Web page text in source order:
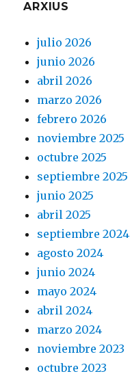
ARXIUS
julio 2026
junio 2026
abril 2026
marzo 2026
febrero 2026
noviembre 2025
octubre 2025
septiembre 2025
junio 2025
abril 2025
septiembre 2024
agosto 2024
junio 2024
mayo 2024
abril 2024
marzo 2024
noviembre 2023
octubre 2023